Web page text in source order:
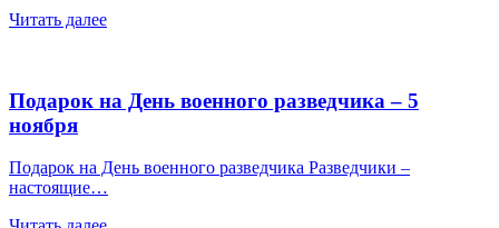
Читать далее
Подарок на День военного разведчика – 5
ноября
Подарок на День военного разведчика Разведчики –
настоящие…